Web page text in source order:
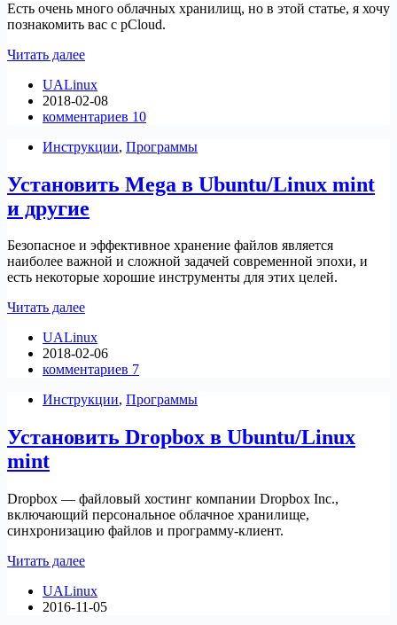
Есть очень много облачных хранилищ, но в этой статье, я хочу
познакомить вас с pCloud.
Читать далееУстановить
в
Linux
UALinux
2018-02-08
комментариев 10
Инструкции, Программы
Установить Mega в Ubuntu/Linux mint
и другие
Безопасное и эффективное хранение файлов является
наиболее важной и сложной задачей современной эпохи, и
есть некоторые хорошие инструменты для этих целей.
Читать далееУстановить
в
Ubuntu/Linux
mint
другие
UALinux
2018-02-06
комментариев 7
Инструкции, Программы
Установить Dropbox в Ubuntu/Linux
mint
Dropbox — файловый хостинг компании Dropbox Inc.,
включающий персональное облачное хранилище,
синхронизацию файлов и программу-клиент.
Читать далееУстановить
в
Ubuntu/Linux
UALinux
2016-11-05